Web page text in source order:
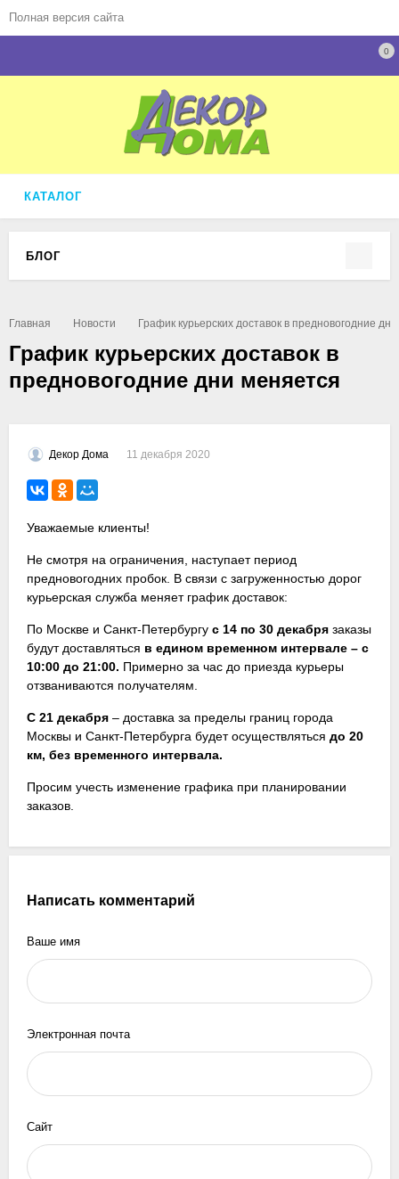
Полная версия сайта
0
КАТАЛОГ
Главная Новости График курьерских доставок в предновогодние
График курьерских доставок в
предновогодние дни меняется
Декор Дома 11 декабря 2020
Уважаемые клиенты!
Не смотря на ограничения, наступает период
предновогодних пробок. В связи с загруженностью дорог
курьерская служба меняет график доставок:
По Москве и Санкт-Петербургу с 14 по 30 декабря заказы
будут доставляться в едином временном интервале – с
10:00 до 21:00. Примерно за час до приезда курьеры
отзваниваются получателям.
С 21 декабря – доставка за пределы границ города
Москвы и Санкт-Петербурга будет осуществляться до 20
км, без временного интервала.
Просим учесть изменение графика при планировании
заказов.
Написать комментарий
Ваше имя
Электронная почта
Сайт
БЛОГ